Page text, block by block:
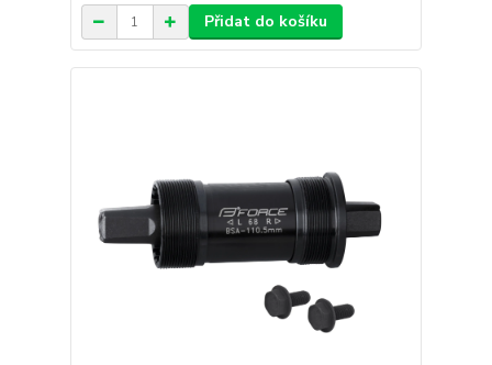
Přidat do košíku